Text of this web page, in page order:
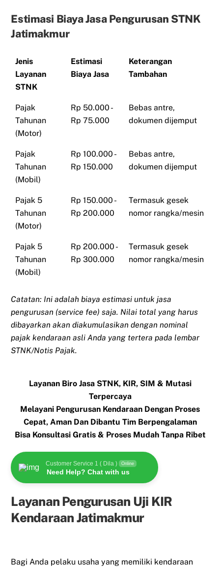
Estimasi Biaya Jasa Pengurusan STNK
Jatimakmur
Jenis
Layanan
STNK
Estimasi
Biaya Jasa
Keterangan
Tambahan
Pajak
Tahunan
(Motor)
Rp 50.000 -
Rp 75.000
Bebas antre,
dokumen dijemput
Pajak
Tahunan
(Mobil)
Rp 100.000 -
Rp 150.000
Bebas antre,
dokumen dijemput
Pajak 5
Tahunan
(Motor)
Rp 150.000 -
Rp 200.000
Termasuk gesek
nomor rangka/mesin
Pajak 5
Tahunan
(Mobil)
Rp 200.000 -
Rp 300.000
Termasuk gesek
nomor rangka/mesin
Catatan: Ini adalah biaya estimasi untuk jasa
pengurusan (service fee) saja. Nilai total yang harus
dibayarkan akan diakumulasikan dengan nominal
pajak kendaraan asli Anda yang tertera pada lembar
STNK/Notis Pajak.
Layanan Biro Jasa STNK, KIR, SIM & Mutasi
Terpercaya
Melayani Pengurusan Kendaraan Dengan Proses
Cepat, Aman Dan Dibantu Tim Berpengalaman
Bisa Konsultasi Gratis & Proses Mudah Tanpa Ribet
Customer Service 1 ( Dila ) Online
Need Help? Chat with us
Layanan Pengurusan Uji KIR
Kendaraan Jatimakmur
Bagi Anda pelaku usaha yang memiliki kendaraan